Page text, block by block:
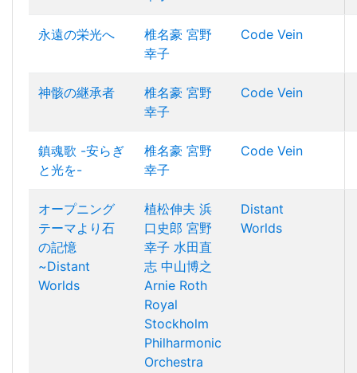
永遠の栄光へ 椎名豪 宮野
幸子
Code Vein
神骸の継承者 椎名豪 宮野
幸子
Code Vein
鎮魂歌 -安らぎ
と光を-
椎名豪 宮野
幸子
Code Vein
オープニング
テーマより石
の記憶
~Distant
Worlds
植松伸夫 浜
口史郎 宮野
幸子 水田直
志 中山博之
Arnie Roth
Royal
Stockholm
Philharmonic
Orchestra
Distant
Worlds